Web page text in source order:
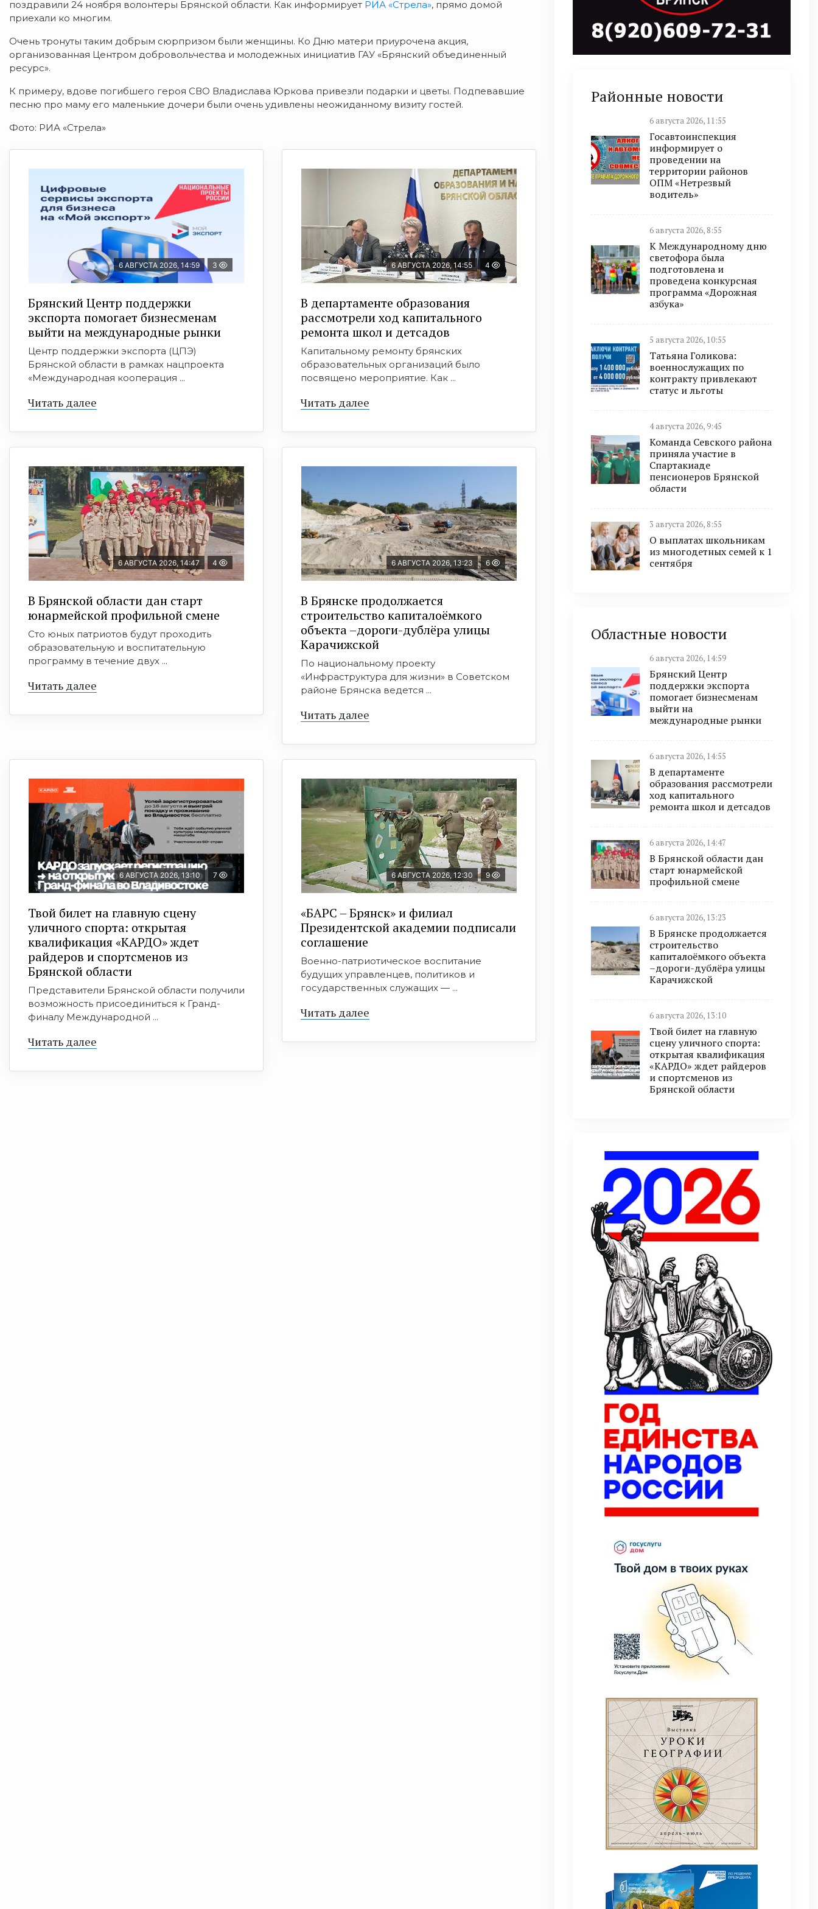
поздравили 24 ноября волонтеры Брянской области. Как информирует РИА «Стрела», прямо домой
приехали ко многим.
Очень тронуты таким добрым сюрпризом были женщины. Ко Дню матери приурочена акция,
организованная Центром добровольчества и молодежных инициатив ГАУ «Брянский объединенный
ресурс».
К примеру, вдове погибшего героя СВО Владислава Юркова привезли подарки и цветы. Подпевавшие
песню про маму его маленькие дочери были очень удивлены неожиданному визиту гостей.
Фото: РИА «Стрела»
6 АВГУСТА 2026, 14:59 3
Брянский Центр поддержки
экспорта помогает бизнесменам
выйти на международные рынки
Центр поддержки экспорта (ЦПЭ)
Брянской области в рамках нацпроекта
«Международная кооперация ...
Читать далее
6 АВГУСТА 2026, 14:55 4
В департаменте образования
рассмотрели ход капитального
ремонта школ и детсадов
Капитальному ремонту брянских
образовательных организаций было
посвящено мероприятие. Как ...
Читать далее
6 АВГУСТА 2026, 14:47 4
В Брянской области дан старт
юнармейской профильной смене
Сто юных патриотов будут проходить
образовательную и воспитательную
программу в течение двух ...
Читать далее
6 АВГУСТА 2026, 13:23 6
В Брянске продолжается
строительство капиталоёмкого
объекта –дороги-дублёра улицы
Карачижской
По национальному проекту
«Инфраструктура для жизни» в Советском
районе Брянска ведется ...
Читать далее
6 АВГУСТА 2026, 13:10 7
Твой билет на главную сцену
уличного спорта: открытая
квалификация «КАРДО» ждет
райдеров и спортсменов из
Брянской области
Представители Брянской области получили
возможность присоединиться к Гранд-
финалу Международной ...
Читать далее
6 АВГУСТА 2026, 12:30 9
«БАРС – Брянск» и филиал
Президентской академии подписали
соглашение
Военно-патриотическое воспитание
будущих управленцев, политиков и
государственных служащих — ...
Читать далее
Районные новости
6 августа 2026, 11:55
Госавтоинспекция
информирует о
проведении на
территории районов
ОПМ «Нетрезвый
водитель»
6 августа 2026, 8:55
К Международному дню
светофора была
подготовлена и
проведена конкурсная
программа «Дорожная
азбука»
5 августа 2026, 10:55
Татьяна Голикова:
военнослужащих по
контракту привлекают
статус и льготы
4 августа 2026, 9:45
Команда Севского района
приняла участие в
Спартакиаде
пенсионеров Брянской
области
3 августа 2026, 8:55
О выплатах школьникам
из многодетных семей к 1
сентября
Областные новости
6 августа 2026, 14:59
Брянский Центр
поддержки экспорта
помогает бизнесменам
выйти на
международные рынки
6 августа 2026, 14:55
В департаменте
образования рассмотрели
ход капитального
ремонта школ и детсадов
6 августа 2026, 14:47
В Брянской области дан
старт юнармейской
профильной смене
6 августа 2026, 13:23
В Брянске продолжается
строительство
капиталоёмкого объекта
–дороги-дублёра улицы
Карачижской
6 августа 2026, 13:10
Твой билет на главную
сцену уличного спорта:
открытая квалификация
«КАРДО» ждет райдеров
и спортсменов из
Брянской области